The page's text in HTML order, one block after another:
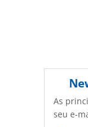
As
seu e-